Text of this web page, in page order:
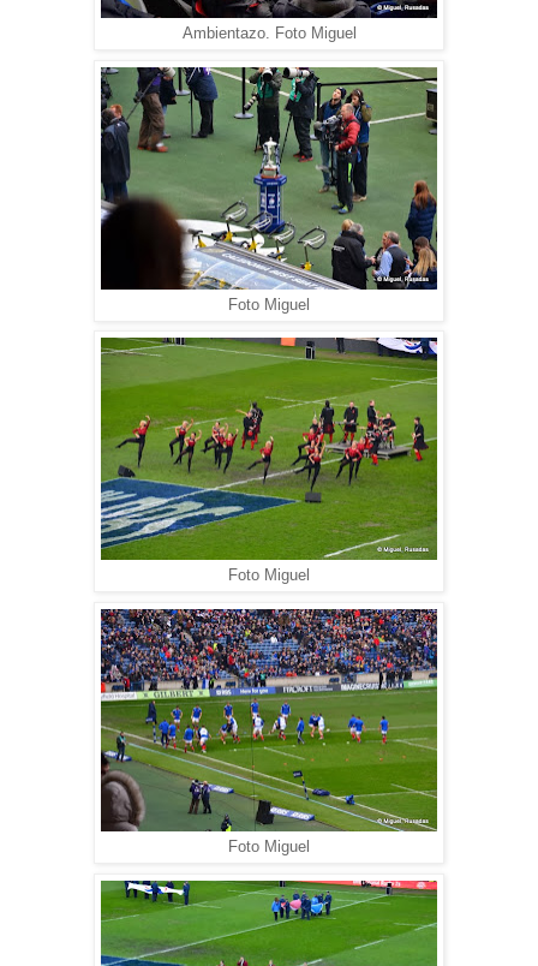
Ambientazo. Foto Miguel
Foto Miguel
Foto Miguel
Foto Miguel